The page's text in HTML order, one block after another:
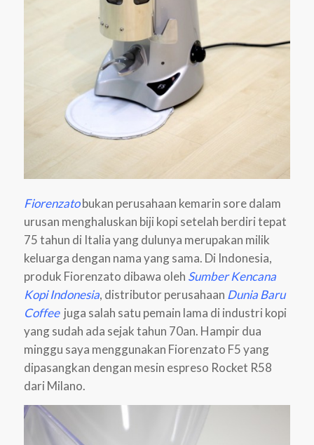
Fiorenzatobukan perusahaan kemarin sore dalam
urusan menghaluskan biji kopi setelah berdiri tepat
75 tahun di Italia yang dulunya merupakan milik
keluarga dengan nama yang sama. Di Indonesia,
produk Fiorenzato dibawa oleh Sumber Kencana
Kopi Indonesia, distributor perusahaan Dunia Baru
Coffee juga salah satu pemain lama di industri kopi
yang sudah ada sejak tahun 70an. Hampir dua
minggu saya menggunakan Fiorenzato F5 yang
dipasangkan dengan mesin espreso Rocket R58
dari Milano.